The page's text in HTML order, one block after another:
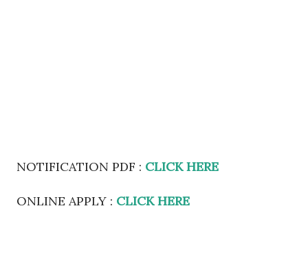
NOTIFICATION PDF : CLICK HERE
ONLINE APPLY : CLICK HERE